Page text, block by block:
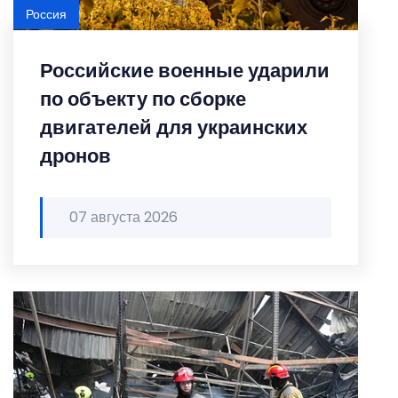
Российские военные ударили
по объекту по сборке
двигателей для украинских
дронов
07 августа 2026
Россия